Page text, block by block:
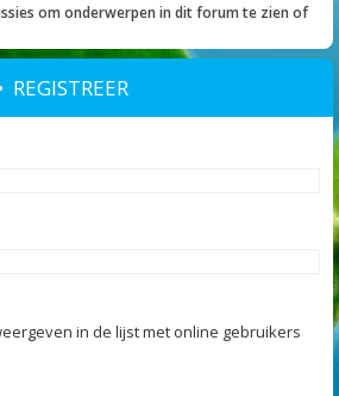
om onderwerpen in dit forum te zien of
REGISTREER
in de lijst met online gebruikers